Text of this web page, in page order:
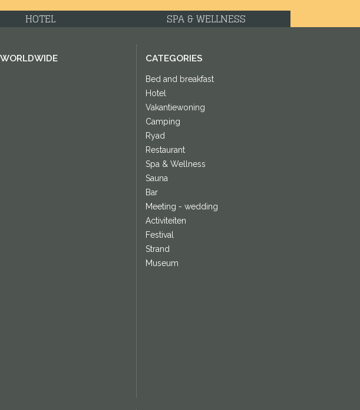
HOTEL SPA & WELLNESS
CATEGORIES
Bed and breakfast
Hotel
Vakantiewoning
Camping
Ryad
Restaurant
Spa & Wellness
Sauna
Bar
Meeting - wedding
Activiteiten
Festival
Strand
Museum